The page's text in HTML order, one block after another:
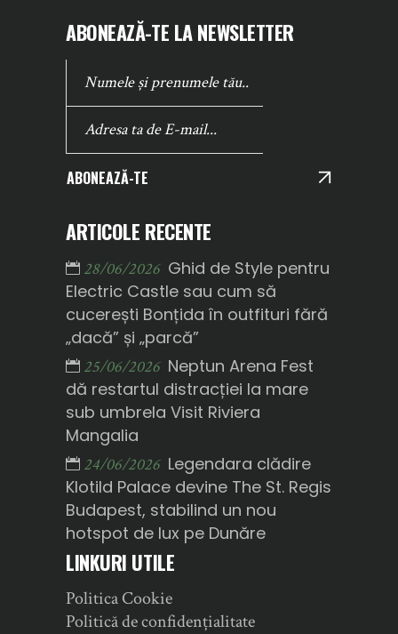
ABONEAZĂ-TE LA NEWSLETTER
ABONEAZĂ-TE
ARTICOLE RECENTE
28/06/2026 Ghid de Style pentru
Electric Castle sau cum să
cucerești Bonțida în outfituri fără
„dacă” și „parcă”
25/06/2026 Neptun Arena Fest
dă restartul distracției la mare
sub umbrela Visit Riviera
Mangalia
24/06/2026 Legendara clădire
Klotild Palace devine The St. Regis
Budapest, stabilind un nou
hotspot de lux pe Dunăre
LINKURI UTILE
Politica Cookie
Politică de confidențialitate